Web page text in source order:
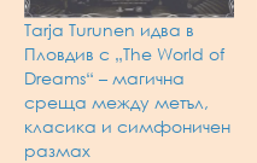
Tarja Turunen идва в
Пловдив с „The World of
Dreams“ – магична
среща между метъл,
класика и симфоничен
размах